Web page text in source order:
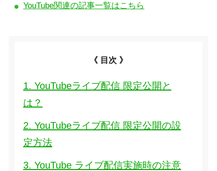
YouTube関連の記事一覧はこちら
《 目次 》
1. YouTubeライブ配信 限定公開と
は？
2. YouTubeライブ配信 限定公開の設
定方法
3. YouTube ライブ配信実施時の注意